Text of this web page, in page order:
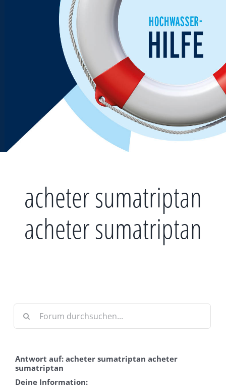
acheter sumatriptan
acheter sumatriptan
Antwort auf: acheter sumatriptan acheter
sumatriptan
Deine Information: